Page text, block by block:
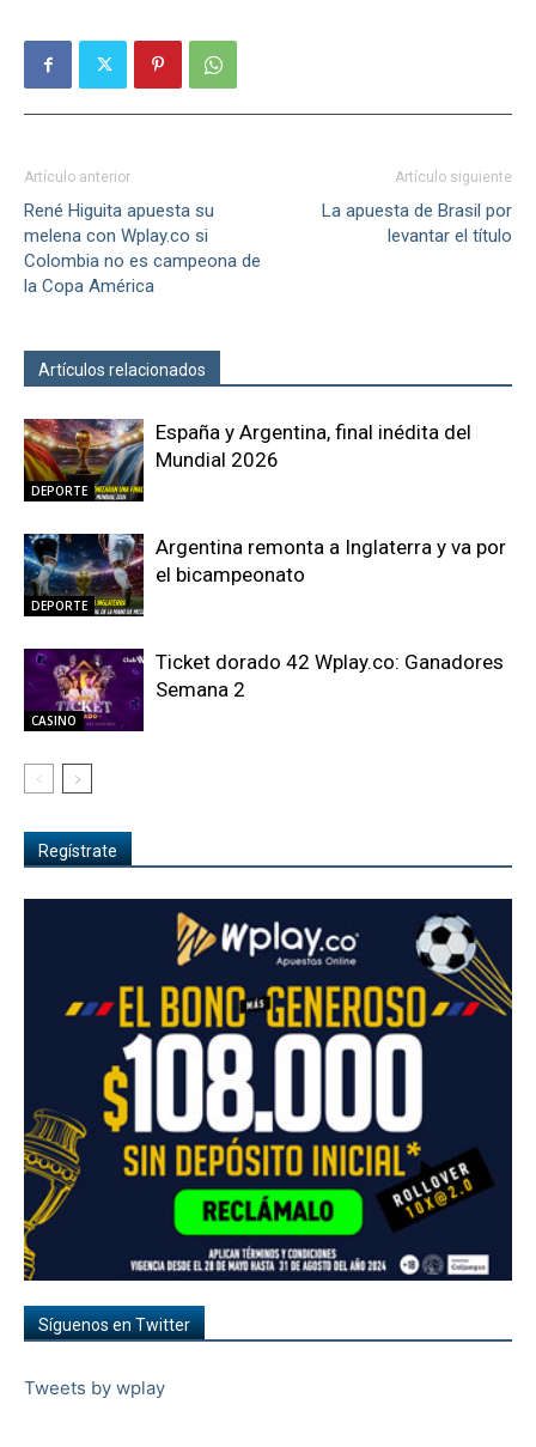
Artículo anterior
René Higuita apuesta su
melena con Wplay.co si
Colombia no es campeona de
la Copa América
Artículo siguiente
La apuesta de Brasil por
levantar el título
Artículos relacionados
DEPORTE
España y Argentina, final inédita del
Mundial 2026
DEPORTE
Argentina remonta a Inglaterra y va por
el bicampeonato
CASINO
Ticket dorado 42 Wplay.co: Ganadores
Semana 2
Regístrate
Síguenos en Twitter
Tweets by wplay